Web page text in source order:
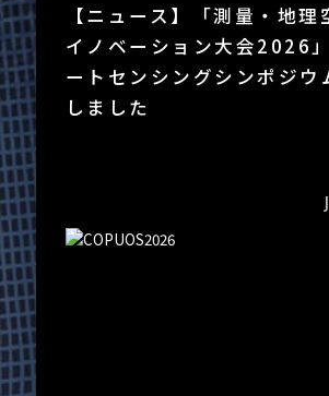
【ニュース】「測量・地理
イノベーション大会2026
ートセンシングシンポジウ
しました